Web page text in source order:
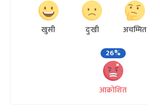
खुसी दुःखी अचम्मित
26%
आक्रोशित